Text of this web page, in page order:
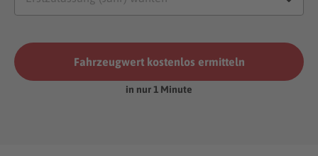
Fahrzeugwert kostenlos ermitteln
in nur 1 Minute